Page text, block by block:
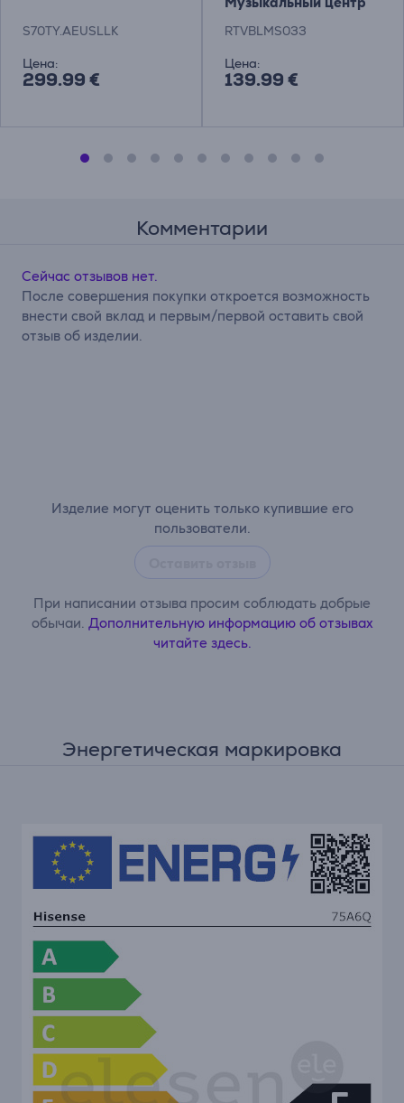
S70TY.AEUSLLK
Цена:
299.99 €
RTVBLMS033
Цена:
139.99 €
Комментарии
Изделие могут оценить только купившие его
пользователи.
При написании отзыва просим соблюдать добрые
обычаи. Дополнительную информацию об отзывах
читайте здесь.
Сейчас отзывов нет.
После совершения покупки откроется возможность
внести свой вклад и первым/первой оставить свой
отзыв об изделии.
Энергетическая маркировка